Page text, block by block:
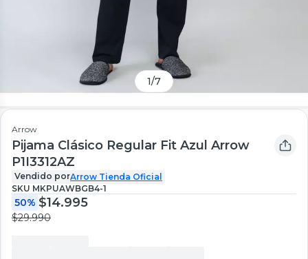
1/7
Arrow
Pijama Clásico Regular Fit Azul Arrow
P1I3312AZ
Vendido porArrow Tienda Oficial
SKU MKPUAWBGB4-1
50% $14.995
$29.990